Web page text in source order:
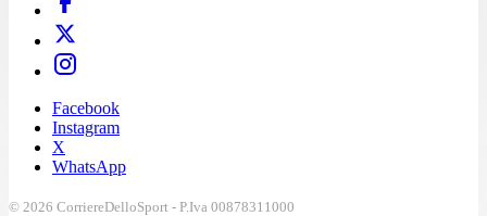
Facebook
Instagram
X
WhatsApp
© 2026 CorriereDelloSport - P.Iva 00878311000